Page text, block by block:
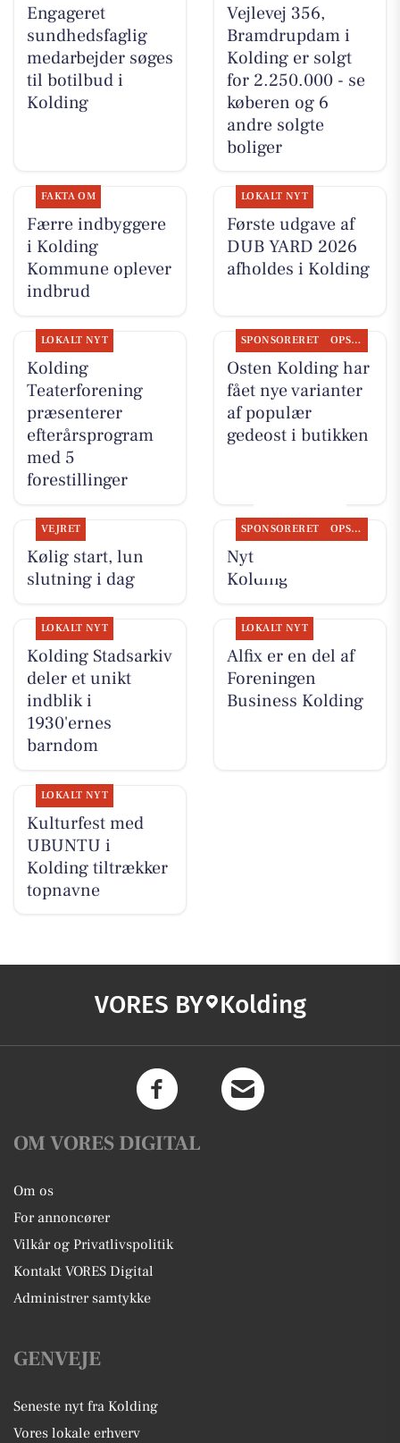
Engageret
sundhedsfaglig
medarbejder søges
til botilbud i
Kolding
Vejlevej 356,
Bramdrupdam i
Kolding er solgt
for 2.250.000 - se
køberen og 6
andre solgte
boliger
FAKTA OM
Færre indbyggere
i Kolding
Kommune oplever
indbrud
LOKALT NYT
Første udgave af
DUB YARD 2026
afholdes i Kolding
LOKALT NYT
Kolding
Teaterforening
præsenterer
efterårsprogram
med 5
forestillinger
SPONSORERET OPSLAGSTAVLEN
Osten Kolding har
fået nye varianter
af populær
gedeost i butikken
VEJRET
Kølig start, lun
slutning i dag
SPONSORERET OPSLAGSTAVLEN
Nyt fra Osten
Kolding
LOKALT NYT
Kolding Stadsarkiv
deler et unikt
indblik i
1930'ernes
barndom
LOKALT NYT
Alfix er en del af
Foreningen
Business Kolding
LOKALT NYT
Kulturfest med
UBUNTU i
Kolding tiltrækker
topnavne
VORES BY Kolding
OM VORES DIGITAL
Om os
For annoncører
Vilkår og Privatlivspolitik
Kontakt VORES Digital
Administrer samtykke
GENVEJE
Seneste nyt fra Kolding
Vores lokale erhverv